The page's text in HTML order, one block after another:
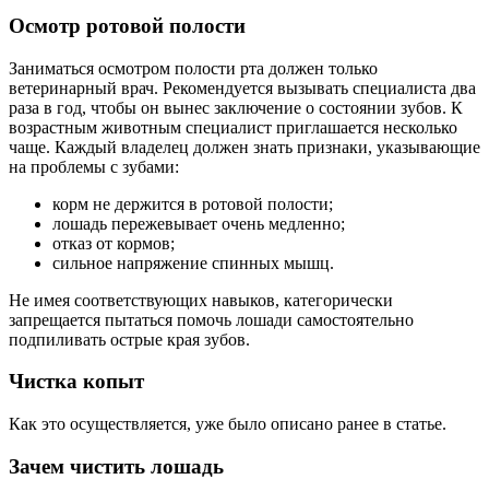
Осмотр ротовой полости
Заниматься осмотром полости рта должен только
ветеринарный врач. Рекомендуется вызывать специалиста два
раза в год, чтобы он вынес заключение о состоянии зубов. К
возрастным животным специалист приглашается несколько
чаще. Каждый владелец должен знать признаки, указывающие
на проблемы с зубами:
корм не держится в ротовой полости;
лошадь пережевывает очень медленно;
отказ от кормов;
сильное напряжение спинных мышц.
Не имея соответствующих навыков, категорически
запрещается пытаться помочь лошади самостоятельно
подпиливать острые края зубов.
Чистка копыт
Как это осуществляется, уже было описано ранее в статье.
Зачем чистить лошадь